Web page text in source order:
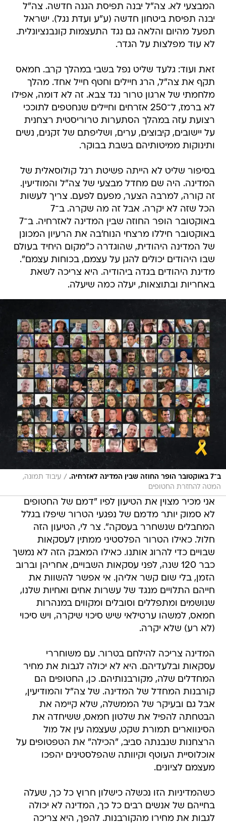
המבצעי לא. צה"ל יבנה תפיסת הגנה חדשה. צה"ל
יבנה תפיסת ביטחון חדשה (ע"ע ועדת נגל). ישראל
תפעל מהיום והלאה גם נגד התעצמות קונבנציונלית.
לא עוד מפלצות על הגדר.
זאת ועוד: גלעד שליט נפל בשבי במהלך קרב. חמאס
תקף את צה"ל, הרג חיילים וחטף חייל אחד. מהלך
מלחמתי של ארגון טרור נגד צבא. זה לא דומה, אפילו
לא ברמז, ל־250 אזרחים וחיילים שנחטפים לתוככי
רצועת עזה במהלך הסתערות טרוריסטית רצחנית
על יישובים, קיבוצים, ערים, ושליפתם של זקנים, נשים
ותינוקות ממיטותיהם בשבת בבוקר.
בסיפור שליט לא הייתה פשיטת רגל קולוסאלית של
המדינה. היה שם מחדל מבצעי של צה"ל והמודיעין.
זה קורה, למרבה הצער, מפעם לפעם. צריך לעשות
הכל שזה לא יקרה. אבל זה מה שקרה. ב־7
באוקטובר הופר החוזה שבין המדינה לאזרחיה. ב־7
באוקטובר חיללו מרצחי הנוח'בה את הרעיון המכונן
של המדינה היהודית, שהוגדרה כ"מקום היחיד בעולם
שבו היהודים יכולים להגן על עצמם, בכוחות עצמם".
מדינת היהודים בגדה ביהודיה. היא צריכה לשאת
באחריות ובתוצאות, יעלה כמה שיעלה.
ב־7 באוקטובר הופר החוזה שבין המדינה לאזרחיה. / עיבוד תמונה,
המטה להחזרת החטופים
אני מכיר מצוין את הטיעון לפיו "דמם של החטופים
לא סמוק יותר מדמם של נפגעי הטרור שיפלו בגלל
המחבלים שנשחרר בעסקה". צר לי, הטיעון הזה
חלול. כאילו הטרור הפלסטיני ממתין לעסקאות
שבויים כדי להרוג אותנו. כאילו המאבק הזה לא נמשך
כבר 120 שנה, לפני עסקאות השבויים, אחריהן וברוב
הזמן, בלי שום קשר אליהן. אי אפשר להשוות את
חייהם התלויים מנגד של עשרות אחים ואחיות שלנו,
שנושמים ומתפללים וסובלים ומקווים במנהרות
חמאס, למשהו ערטילאי שיש סיכוי שיקרה, ויש סיכוי
(לא רע) שלא יקרה.
המדינה צריכה להילחם בטרור. עם משוחררי
עסקאות ובלעדיהם. היא לא יכולה לגבות את מחיר
המחדלים שלה, מקורבנותיהם. כן, החטופים הם
קורבנות המחדל של המדינה. של צה"ל והמודיעין,
אבל גם ובעיקר של הממשלה, שלא קיימה את
הבטחתה להפיל את שלטון חמאס, ששיחדה את
הסינווארים תמורת שקט, שעצמה עין אל מול
הרצחנות שנבנתה סביב, "הכילה" את הטפטופים על
אוכלוסיית העוטף וקיוותה שהפלסטינים יהפכו
מעצמם לציונים.
כשהמדיניות הזו נכשלה כישלון חרוץ כל כך, שעלה
בחייהם של אנשים רבים כל כך, המדינה לא יכולה
לגבות את מחירו מהקורבנות. להפך, היא צריכה